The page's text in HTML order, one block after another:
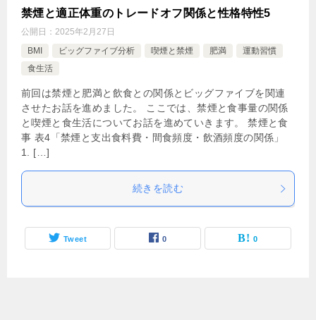
禁煙と適正体重のトレードオフ関係と性格特性5
公開日： 2025年2月27日
BMI
ビッグファイブ分析 喫煙と禁煙 肥満
運動習慣
食生活
前回は禁煙と肥満と飲食との関係とビッグファイブを関連
させたお話を進めました。 ここでは、禁煙と食事量の関係
と喫煙と食生活についてお話を進めていきます。 禁煙と食
事 表4「禁煙と支出食料費・間食頻度・飲酒頻度の関係」
1. […]
続きを読む
Tweet 0 0